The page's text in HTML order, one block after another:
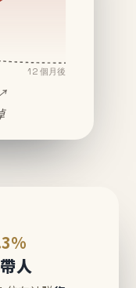
12 個月後
人